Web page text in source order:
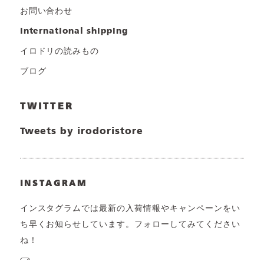
お問い合わせ
international shipping
イロドリの読みもの
ブログ
TWITTER
Tweets by irodoristore
INSTAGRAM
インスタグラムでは最新の入荷情報やキャンペーンをい
ち早くお知らせしています。フォローしてみてください
ね！